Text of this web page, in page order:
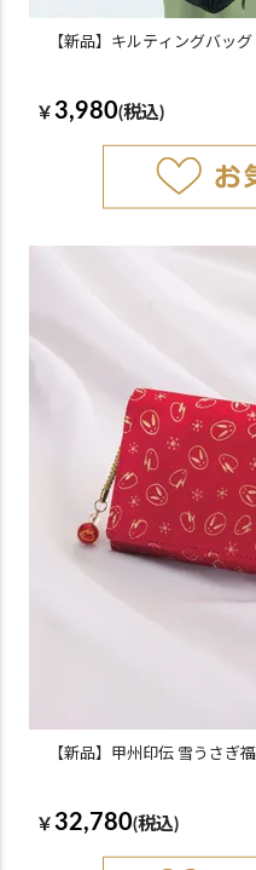
【新品】キルティングバッ
￥ 3,980(税込)
【新品】甲州印伝 雪うさぎ
￥ 32,780(税込)